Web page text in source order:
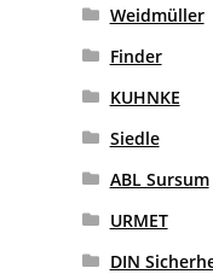
Weidmüller
Finder
KUHNKE
Siedle
ABL Sursum
URMET
DIN